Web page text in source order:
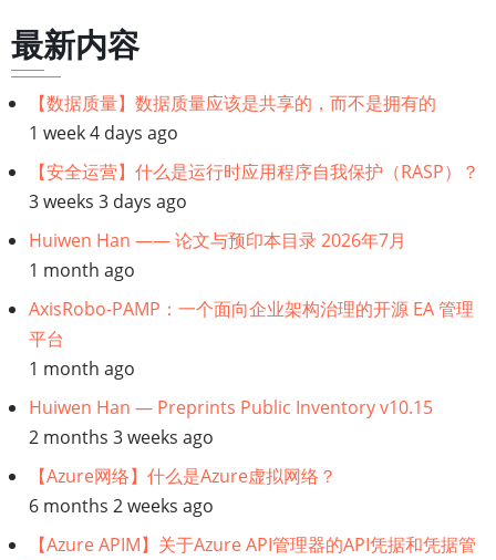
历
链
接：
【PostgreSQL】
PostgreSQL
变
更
数
据
捕
获
最新内容
【数据质量】数据质量应该是共享的，而不是拥有的
1 week 4 days ago
【安全运营】什么是运行时应用程序自我保护（RASP）？
3 weeks 3 days ago
Huiwen Han —— 论文与预印本目录 2026年7月
1 month ago
AxisRobo-PAMP：一个面向企业架构治理的开源 EA 管理
平台
1 month ago
Huiwen Han — Preprints Public Inventory v10.15
2 months 3 weeks ago
【Azure网络】什么是Azure虚拟网络？
6 months 2 weeks ago
【Azure APIM】关于Azure API管理器的API凭据和凭据管